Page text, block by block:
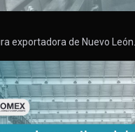
exportadora de Nuevo León…